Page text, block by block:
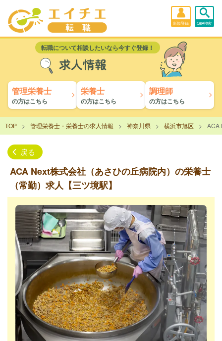
新規登録 Q&A検索
転職について相談したいなら今すぐ登録！
求人情報
管理栄養士
の方はこちら
栄養士
の方はこちら
調理師
の方はこちら
TOP 管理栄養士・栄養士の求人情報 神奈川県 横浜市旭区 ACA
戻る
ACA Next株式会社（あさひの丘病院内）の栄養士
（常勤）求人【三ツ境駅】